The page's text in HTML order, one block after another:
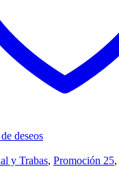
deseos
y Trabas, Promoción 25,